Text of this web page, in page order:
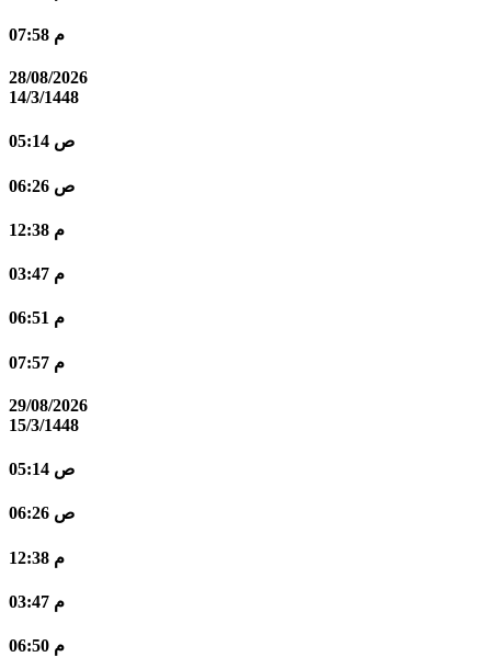
07:58 م
28/08/2026
14/3/1448
05:14 ص
06:26 ص
12:38 م
03:47 م
06:51 م
07:57 م
29/08/2026
15/3/1448
05:14 ص
06:26 ص
12:38 م
03:47 م
06:50 م